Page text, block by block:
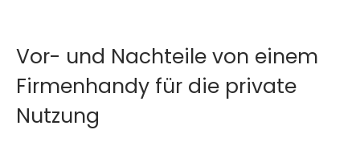
Vor- und Nachteile von einem
Firmenhandy für die private
Nutzung